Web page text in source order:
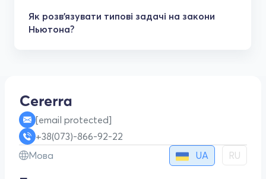
Як розв'язувати типові задачі на закони
Ньютона?
[email protected]
+38(073)-866-92-22
Мова
UA RU